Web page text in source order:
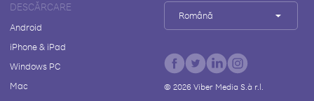
DESCĂRCARE
Android
iPhone & iPad
Windows PC
Mac
Română
© 2026Viber Media S.à r.l.